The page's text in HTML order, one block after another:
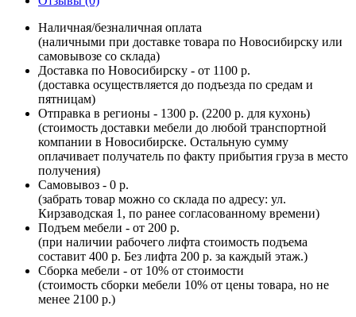
Наличная/безналичная оплата
(наличными при доставке товара по Новосибирску или
самовывозе со склада)
Доставка по Новосибирску - от 1100 р.
(доставка осуществляется до подъезда по средам и
пятницам)
Отправка в регионы - 1300 р. (2200 р. для кухонь)
(стоимость доставки мебели до любой транспортной
компании в Новосибирске. Остальную сумму
оплачивает получатель по факту прибытия груза в место
получения)
Самовывоз - 0 р.
(забрать товар можно со склада по адресу: ул.
Кирзаводская 1, по ранее согласованному времени)
Подъем мебели - от 200 р.
(при наличии рабочего лифта стоимость подъема
составит 400 р. Без лифта 200 р. за каждый этаж.)
Сборка мебели - от 10% от стоимости
(стоимость сборки мебели 10% от цены товара, но не
менее 2100 р.)